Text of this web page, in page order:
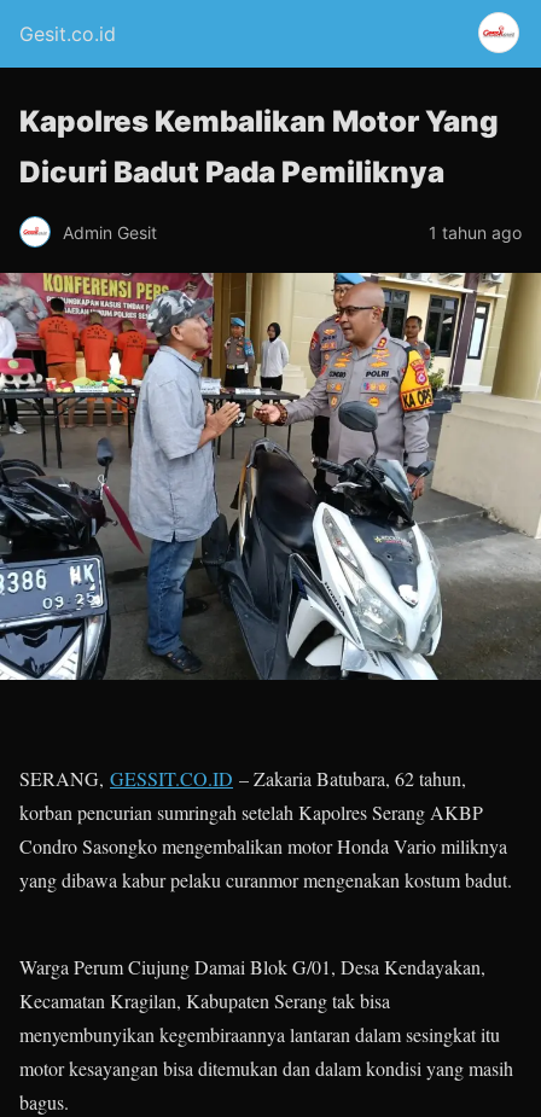
Gesit.co.id
Kapolres Kembalikan Motor Yang
Dicuri Badut Pada Pemiliknya
Admin Gesit 1 tahun ago
SERANG, GESSIT.CO.ID – Zakaria Batubara, 62 tahun,
korban pencurian sumringah setelah Kapolres Serang AKBP
Condro Sasongko mengembalikan motor Honda Vario miliknya
yang dibawa kabur pelaku curanmor mengenakan kostum badut.
Warga Perum Ciujung Damai Blok G/01, Desa Kendayakan,
Kecamatan Kragilan, Kabupaten Serang tak bisa
menyembunyikan kegembiraannya lantaran dalam sesingkat itu
motor kesayangan bisa ditemukan dan dalam kondisi yang masih
bagus.